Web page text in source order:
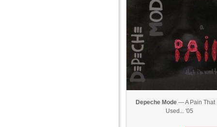
Depeche Mode— A Pain That
Used... '05